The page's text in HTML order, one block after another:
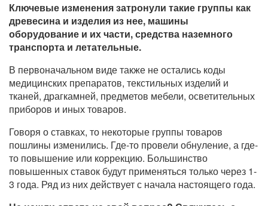
Ключевые изменения затронули такие группы как
древесина и изделия из нее, машины
оборудование и их части, средства наземного
транспорта и летательные.
В первоначальном виде также не остались коды
медицинских препаратов, текстильных изделий и
тканей, драгкамней, предметов мебели, осветительных
приборов и иных товаров.
Говоря о ставках, то некоторые группы товаров
пошлины изменились. Где-то провели обнуление, а где-
то повышение или коррекцию. Большинство
повышенных ставок будут применяться только через 1-
3 года. Ряд из них действует с начала настоящего года.